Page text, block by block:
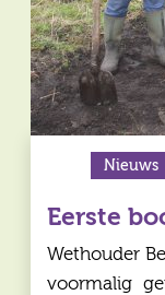
Nieuws
Eerste
Wethouder
voormalig